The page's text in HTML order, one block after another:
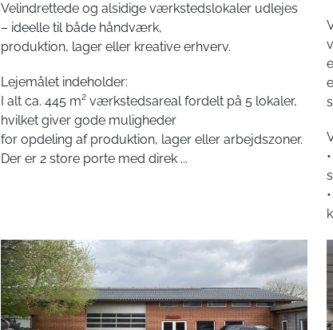
Velindrettede og alsidige værkstedslokaler udlejes
– ideelle til både håndværk,
produktion, lager eller kreative erhverv.
Lejemålet indeholder:
I alt ca. 445 m² værkstedsareal fordelt på 5 lokaler,
hvilket giver gode muligheder
for opdeling af produktion, lager eller arbejdszoner.
Der er 2 store porte med direk ...